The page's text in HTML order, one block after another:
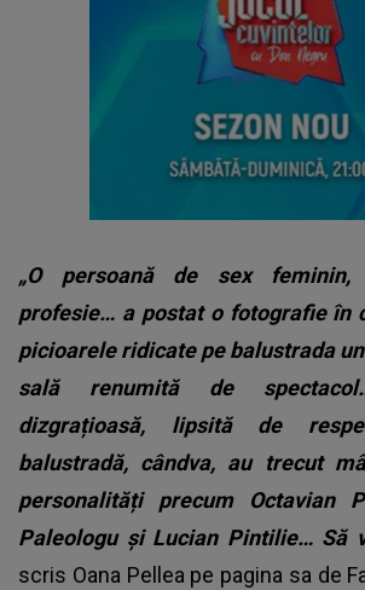
„O persoană de sex feminin,
profesie… a postat o fotografie în
picioarele ridicate pe balustrada
sală renumită de
dizgrațioasă, lipsită de
balustradă, cândva, au trecut
personalități precum Octavian
Paleologu și Lucian Pintilie… Să
scris Oana Pellea pe pagina sa de